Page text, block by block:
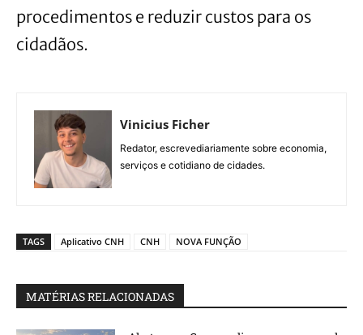
procedimentos e reduzir custos para os
cidadãos.
Vinicius Ficher
Redator, escrevediariamente sobre economia,
serviços e cotidiano de cidades.
TAGS Aplicativo CNH CNH NOVA FUNÇÃO
MATÉRIAS RELACIONADAS